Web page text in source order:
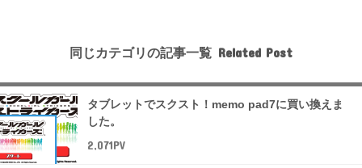
同じカテゴリの記事一覧
タブレットでスクスト！memo pad7に買い換えま
した。
2,071PV